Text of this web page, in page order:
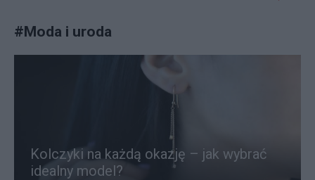
#Moda i uroda
Kolczyki na każdą okazję – jak wybrać
idealny model?